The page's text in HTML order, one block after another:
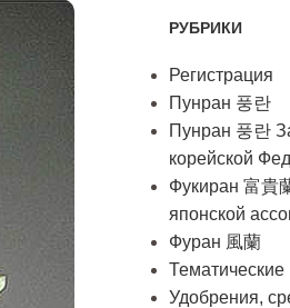
РУБРИКИ
Регистрация
Пунран 풍란
Пунран 풍란
корейской
Фукиран 富貴
японской
Фуран 風蘭
Тематические
Удобрения,